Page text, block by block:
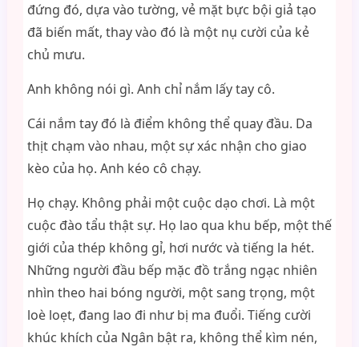
đứng đó, dựa vào tường, vẻ mặt bực bội giả tạo
đã biến mất, thay vào đó là một nụ cười của kẻ
chủ mưu.
Anh không nói gì. Anh chỉ nắm lấy tay cô.
Cái nắm tay đó là điểm không thể quay đầu. Da
thịt chạm vào nhau, một sự xác nhận cho giao
kèo của họ. Anh kéo cô chạy.
Họ chạy. Không phải một cuộc dạo chơi. Là một
cuộc đào tẩu thật sự. Họ lao qua khu bếp, một thế
giới của thép không gỉ, hơi nước và tiếng la hét.
Những người đầu bếp mặc đồ trắng ngạc nhiên
nhìn theo hai bóng người, một sang trọng, một
loè loẹt, đang lao đi như bị ma đuổi. Tiếng cười
khúc khích của Ngân bật ra, không thể kìm nén,